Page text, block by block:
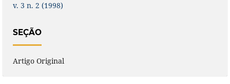
v. 3 n. 2 (1998)
SEÇÃO
Artigo Original